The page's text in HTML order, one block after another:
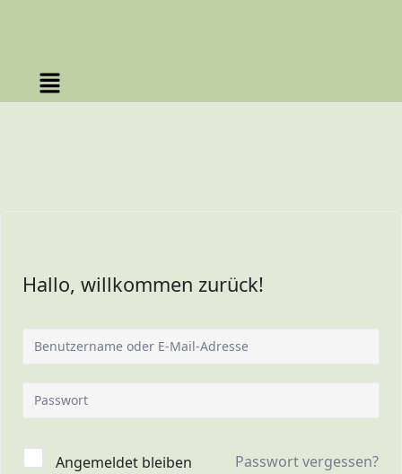
Hallo, willkommen zurück!
Angemeldet bleiben Passwort vergessen?